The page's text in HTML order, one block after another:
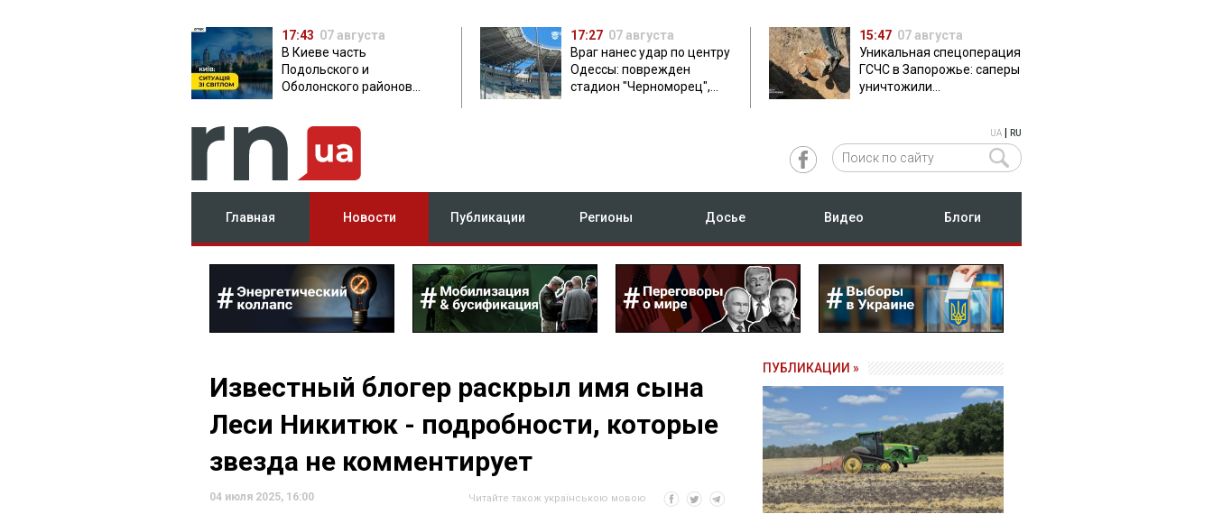
17:43 07 августа
В Киеве часть
Подольского и
Оболонского районов
17:27 07 августа
Враг нанес удар по центру
Одессы: поврежден
стадион "Черноморец",
15:47 07 августа
Уникальная спецоперация
ГСЧС в Запорожье: саперы
уничтожили
UA RU
Главная Новости Публикации Регионы Досье Видео Блоги
Известный блогер раскрыл имя сына
Леси Никитюк - подробности, которые
звезда не комментирует
04 июля 2025, 16:00 Читайте також українською мовою
ПУБЛИКАЦИИ »